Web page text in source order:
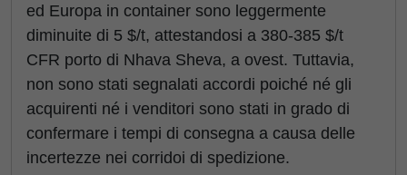
ed Europa in container sono leggermente
diminuite di 5 $/t, attestandosi a 380-385 $/t
CFR porto di Nhava Sheva, a ovest. Tuttavia,
non sono stati segnalati accordi poiché né gli
acquirenti né i venditori sono stati in grado di
confermare i tempi di consegna a causa delle
incertezze nei corridoi di spedizione.